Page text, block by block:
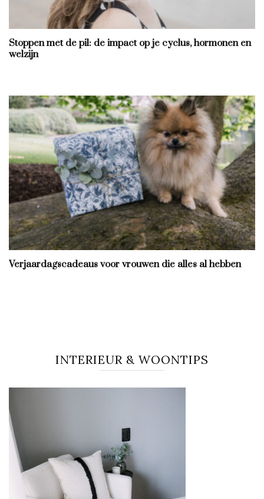
Stoppen met de pil: de impact op je cyclus, hormonen en
welzijn
Verjaardagscadeaus voor vrouwen die alles al hebben
INTERIEUR & WOONTIPS